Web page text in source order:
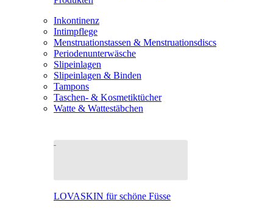
Inkontinenz
Intimpflege
Menstruationstassen & Menstruationsdiscs
Periodenunterwäsche
Slipeinlagen
Slipeinlagen & Binden
Tampons
Taschen- & Kosmetiktücher
Watte & Wattestäbchen
LOVASKIN für schöne Füsse